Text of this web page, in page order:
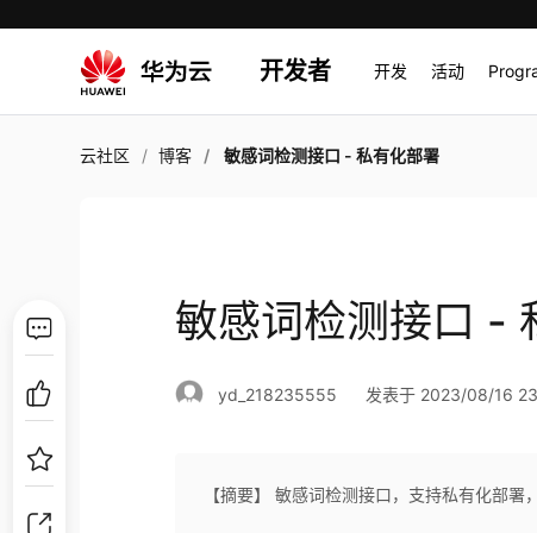
开发者 开发 活动
云社区 博客 敏感词检测接口 - 私有化部署
敏感词检测接口 -
yd_218235555 发表于 2023/08/16
【摘要】 敏感词检测接口，支持私有化部